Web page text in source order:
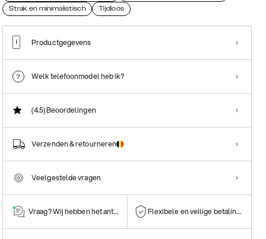
Strak en minimalistisch
Tijdloos
Productgegevens
Welk telefoonmodel heb ik?
(4.5)Beoordelingen
Verzenden & retourneren
Veelgestelde vragen
Vraag? Wij hebben het antwoord! Flexibele en veilige betalingen